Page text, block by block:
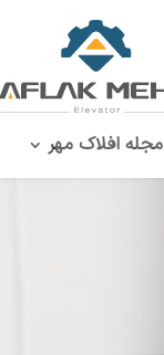
مجله افلاک مهر